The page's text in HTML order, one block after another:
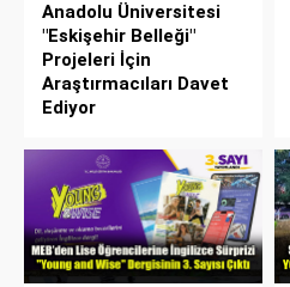
Anadolu Üniversitesi
"Eskişehir Belleği"
Projeleri İçin
Araştırmacıları Davet
Ediyor